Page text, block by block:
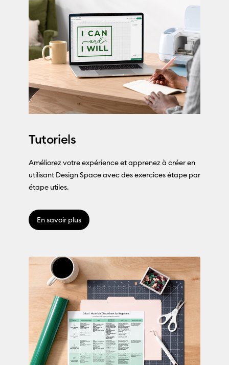
Tutoriels
Améliorez votre expérience et apprenez à créer en
utilisant Design Space avec des exercices étape par
étape utiles.
En savoir plus